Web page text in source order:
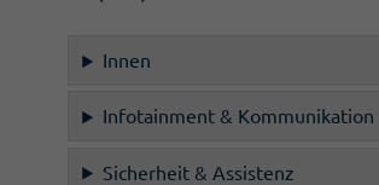
Innen
Infotainment & Kommunikation
Sicherheit & Assistenz